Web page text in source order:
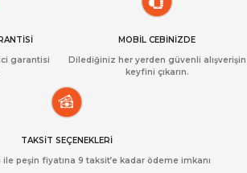
garantisi
MOBİL CEBİNİZDE
Dilediğiniz her yerden güvenli alışverişin
keyfini çıkarın.
TAKSİT SEÇENEKLERİ
peşin fiyatına 9 taksit’e kadar ödeme imkanı